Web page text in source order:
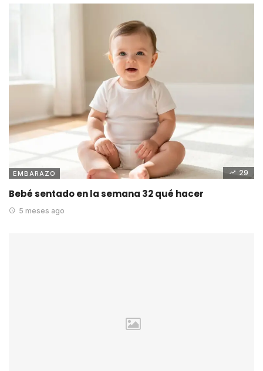
EMBARAZO 29
Bebé sentado en la semana 32 qué hacer
5 meses ago